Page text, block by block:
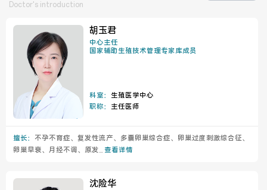
Doctor's introduction
胡玉君
中心主任
国家辅助生殖技术管理专家库成员
科室： 生殖医学中心
职称：主任医师
擅长： 不孕不育症、复发性流产、多囊卵巢综合症、卵巢过度刺激综合征、
卵巢早衰、月经不调、原发... 查看详情
沈险华